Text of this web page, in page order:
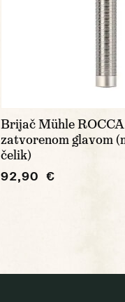
Brijač Mühle
zatvorenom glavom
čelik)
92,90 €